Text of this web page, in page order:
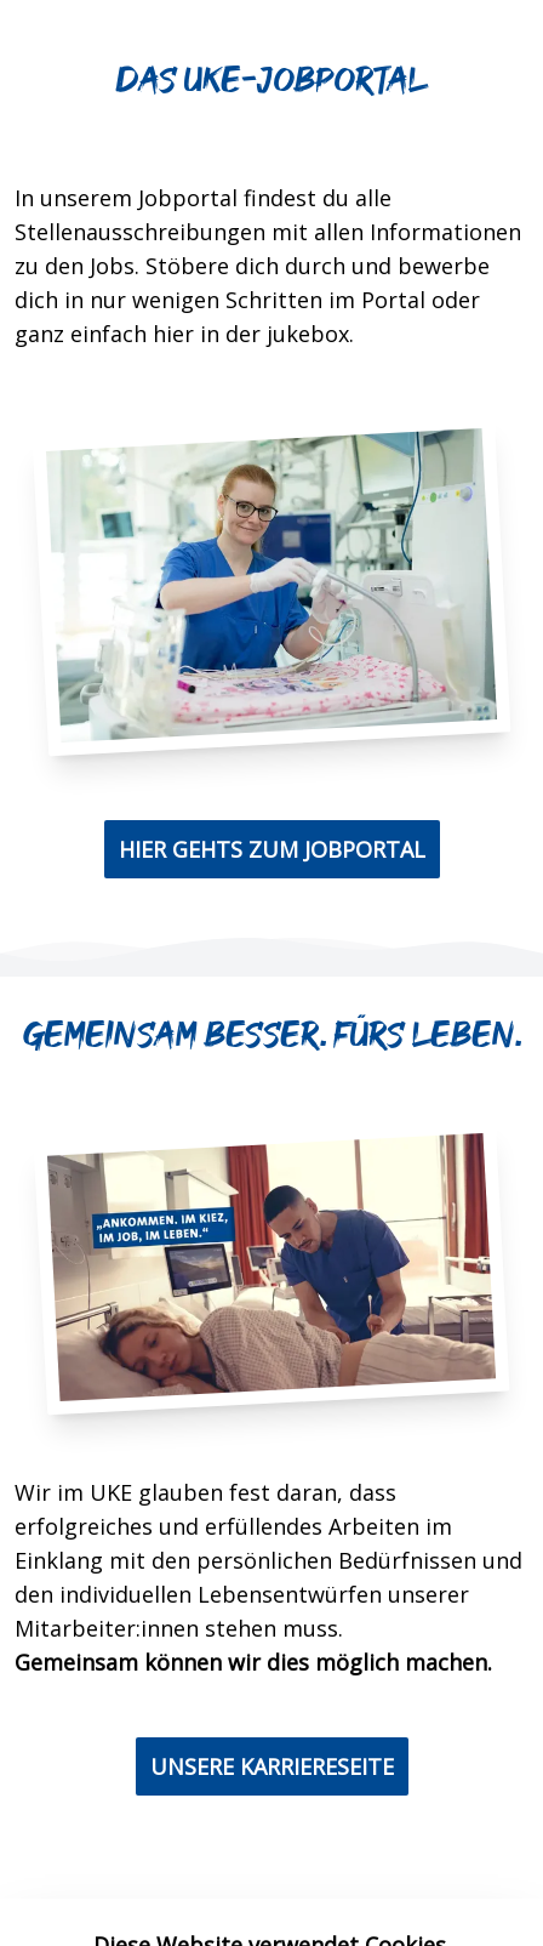
Das UKE-jobportal
In unserem Jobportal findest du alle
Stellenausschreibungen mit allen Informationen
zu den Jobs. Stöbere dich durch und bewerbe
dich in nur wenigen Schritten im Portal oder
ganz einfach hier in der jukebox.
HIER GEHTS ZUM JOBPORTAL
Gemeinsam besser. Fürs Leben.
Wir im UKE glauben fest daran, dass
erfolgreiches und erfüllendes Arbeiten im
Einklang mit den persönlichen Bedürfnissen und
den individuellen Lebensentwürfen unserer
Mitarbeiter:innen stehen muss.
Gemeinsam können wir dies möglich machen.
UNSERE KARRIERESEITE